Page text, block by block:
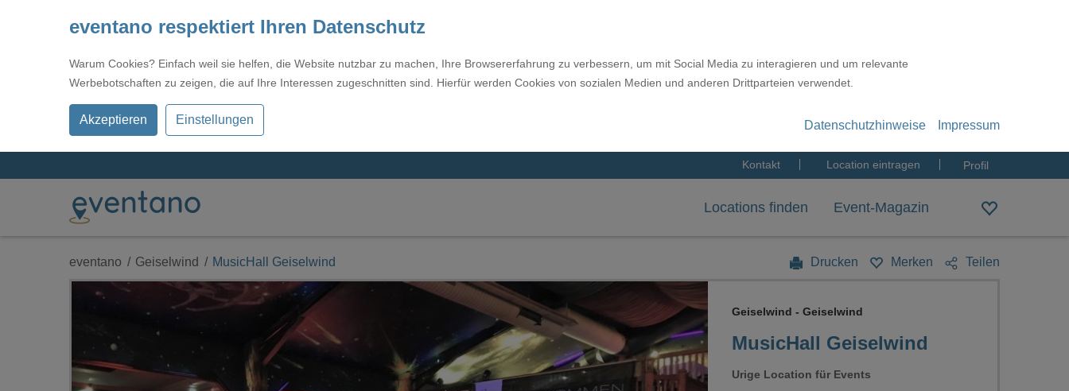
eventano respektiert Ihren Datenschutz
Warum Cookies? Einfach weil sie helfen, die Website nutzbar zu machen, Ihre Browsererfahrung zu verbessern, um mit Social Media zu interagieren und um relevante
Werbebotschaften zu zeigen, die auf Ihre Interessen zugeschnitten sind. Hierfür werden Cookies von sozialen Medien und anderen Drittparteien verwendet.
Akzeptieren Einstellungen Datenschutzhinweise Impressum
Kontakt Location eintragen Profil
Locations finden Event-Magazin
eventano Geiselwind MusicHall Geiselwind Drucken Merken Teilen
MusicHall Geiselwind
Geiselwind - Geiselwind
Urige Location für Events